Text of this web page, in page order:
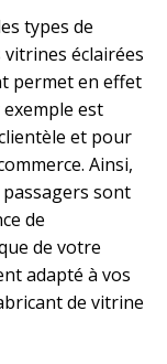
types de
éclairées
permet en effet
est
et pour
Ainsi,
sont
de
de votre
adapté à vos
de vitrine